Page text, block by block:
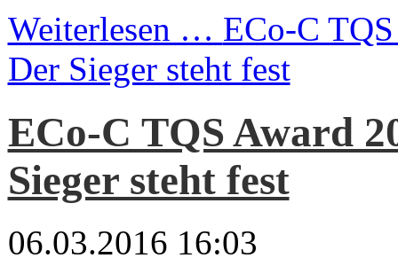
Weiterlesen … ECo-C
Der Sieger steht fest
ECo-C TQS Award
Sieger steht fest
06.03.2016 16:03